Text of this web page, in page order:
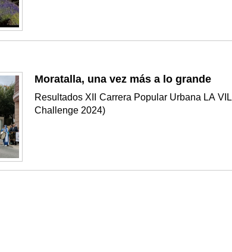
Moratalla, una vez más a lo grande
Resultados XII Carrera Popular Urbana LA
Challenge 2024)